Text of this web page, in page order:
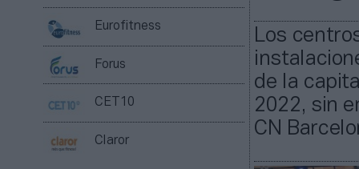
Eurofitness
Forus
CET10
Claror
Los
de la
2022, sin
CN